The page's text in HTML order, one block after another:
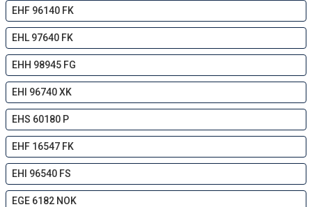
EHF 96140 FK
EHL 97640 FK
EHH 98945 FG
EHI 96740 XK
EHS 60180 P
EHF 16547 FK
EHI 96540 FS
EGE 6182 NOK